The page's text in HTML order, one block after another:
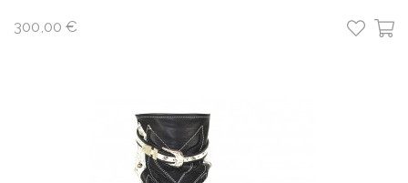
300,00 €